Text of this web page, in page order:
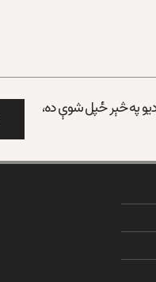
په څېر ځپل شوې ده،